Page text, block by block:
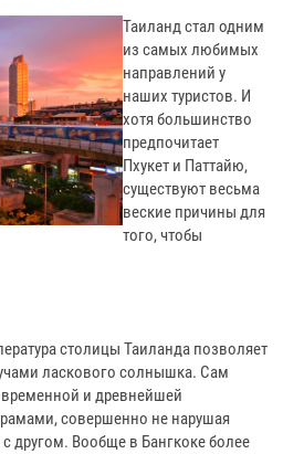
Таиланд стал одним
из самых любимых
направлений у
наших туристов. И
хотя большинство
предпочитает
Пхукет и Паттайю,
существуют весьма
веские причины для
того, чтобы
столицы Таиланда позволяет
ласкового солнышка. Сам
и древнейшей
совершенно не нарушая
другом. Вообще в Бангкоке более